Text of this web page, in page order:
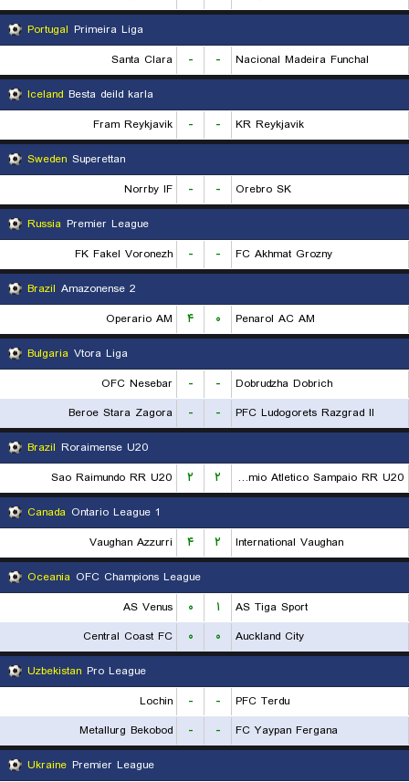
Portugal Primeira Liga
Santa Clara
- -
Nacional Madeira Funchal
Iceland Besta deild karla
Fram Reykjavik
- -
KR Reykjavik
Sweden Superettan
Norrby IF
- -
Orebro SK
Russia Premier League
FK Fakel Voronezh
- -
FC Akhmat Grozny
Brazil Amazonense 2
Operario AM
۴ ۰
Penarol AC AM
Bulgaria Vtora Liga
OFC Nesebar
- -
Dobrudzha Dobrich
Beroe Stara Zagora
- -
PFC Ludogorets Razgrad II
Brazil Roraimense U20
Sao Raimundo RR U20
۲ ۲
Gremio Atletico Sampaio RR U20
Canada Ontario League 1
Vaughan Azzurri
۴ ۲
International Vaughan
Oceania OFC Champions League
AS Venus
۰ ۱
AS Tiga Sport
Central Coast FC
۰ ۰
Auckland City
Uzbekistan Pro League
Lochin
- -
PFC Terdu
Metallurg Bekobod
- -
FC Yaypan Fergana
Ukraine Premier League